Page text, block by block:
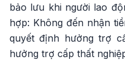
bảo lưu khi người lao
hợp: Không đến nhận
quyết định hưởng trợ
hưởng trợ cấp thất